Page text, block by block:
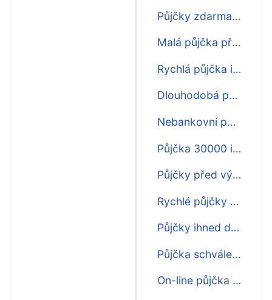
Půjčky zdarma ihned
Malá půjčka před výplatou ihned na účet
Rychlá půjčka ihned první zdarma
Dlouhodobá půjčka ihned
Nebankovní půjčka zdarma ihned
Půjčka 30000 ihned na účet
Půjčky před výplatou ihned na účet
Rychlé půjčky nonstop ihned na účet
Půjčky ihned dlouhodobé
Půjčka schválení online ihned
On-line půjčka ihned